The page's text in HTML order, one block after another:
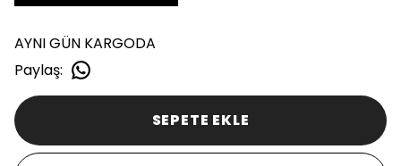
AYNI GÜN KARGODA
Paylaş:
SEPETE EKLE